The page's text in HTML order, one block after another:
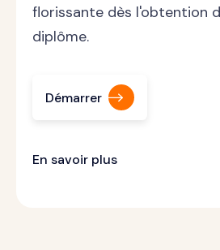
florissante dès l'obtention
diplôme.
Démarrer
En savoir plus